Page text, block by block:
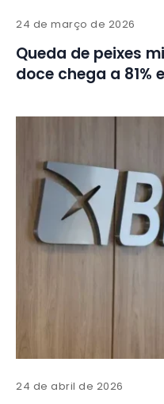
24 de março de 2026
Queda de peixes
doce chega a 81%
24 de abril de 2026